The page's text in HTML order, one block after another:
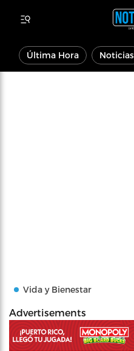
Última Hora Noticias
Vida y Bienestar
Advertisements